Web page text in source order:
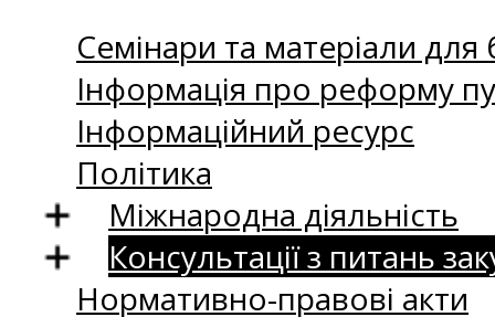
Семінари та матеріали для
Інформація про реформу
Інформаційний ресурс
Політика
Міжнародна діяльність
Консультації з питань
Нормативно-правові акти